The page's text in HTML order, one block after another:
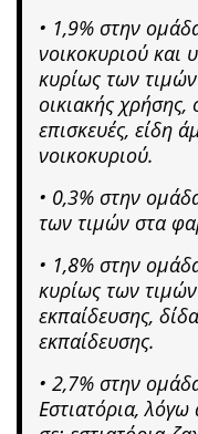
• 1,9% στην
νοικοκυριού και
κυρίως των
οικιακής χρήσης,
επισκευές, είδη
νοικοκυριού.
• 0,3% στην
των τιμών στα
• 1,8% στην
κυρίως των
εκπαίδευσης,
εκπαίδευσης.
• 2,7% στην
Εστιατόρια,